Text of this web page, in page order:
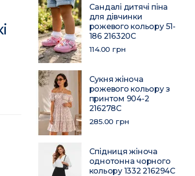
Сандалі дитячі піна
для дівчинки
рожевого кольору 51-
186 216320C
114.00 грн
Сукня жіноча
рожевого кольору з
принтом 904-2
216278C
285.00 грн
Спідниця жіноча
однотонна чорного
кольору 1332 216294C